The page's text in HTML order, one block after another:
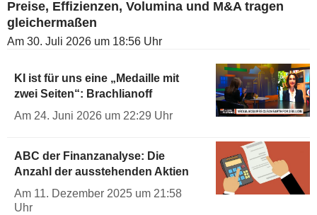
Preise, Effizienzen, Volumina und M&A tragen
gleichermaßen
Am 30. Juli 2026 um 18:56 Uhr
KI ist für uns eine „Medaille mit
zwei Seiten“: Brachlianoff
Am 24. Juni 2026 um 22:29 Uhr
ABC der Finanzanalyse: Die
Anzahl der ausstehenden Aktien
Am 11. Dezember 2025 um 21:58
Uhr